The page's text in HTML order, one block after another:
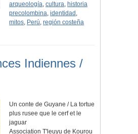
arqueología,cultura, historia
precolombina,identidad ,
mitos, Perú,región costeña
Indiennes /
Un conte de Guyane / La tortue
plus rusee que le cerf et le
jaguar
Association T'leuyu de Kourou